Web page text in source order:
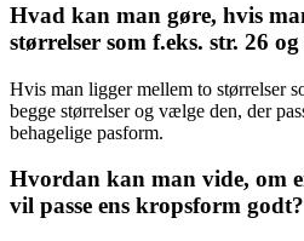
Hvad kan man gøre, hvis
størrelser som f.eks. str. 26 og
Hvis man ligger mellem to størrelser
begge størrelser og vælge den, der
behagelige pasform.
Hvordan kan man vide, om
vil passe ens kropsform godt?